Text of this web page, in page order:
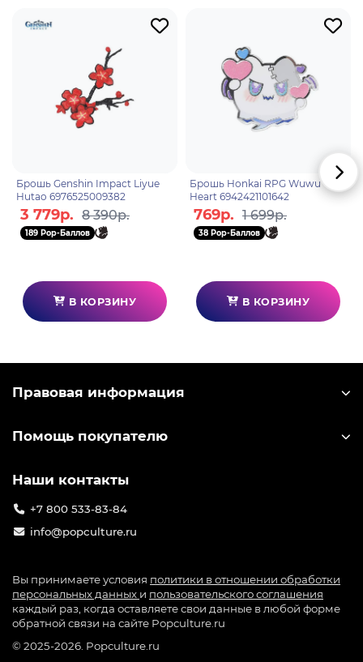
miHoYo Limited. Действие Genshin Impact
является домом для семи различных народов,
каждый из которых связан с отдельной стихией и
управляется отдельным богом, называемым во
вселенной игры "Архонт".
Брошь Genshin Impact Liyue
Hutao 6976525009382
3 779р. 8 390р.
189 Pop-Баллов
В КОРЗИНУ
Брошь Honkai RPG Wuwu
Heart 6942421101642
769р. 1 699р.
38 Pop-Баллов
В КОРЗИНУ
Правовая информация
Помощь покупателю
Наши контакты
+7 800 533-83-84
info@popculture.ru
Вы принимаете условия политики в отношении обработки
персональных данных и пользовательского соглашения
каждый раз, когда оставляете свои данные в любой форме
обратной связи на сайте Popculture.ru
© 2025-2026. Popculture.ru